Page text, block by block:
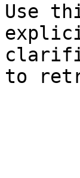
Use